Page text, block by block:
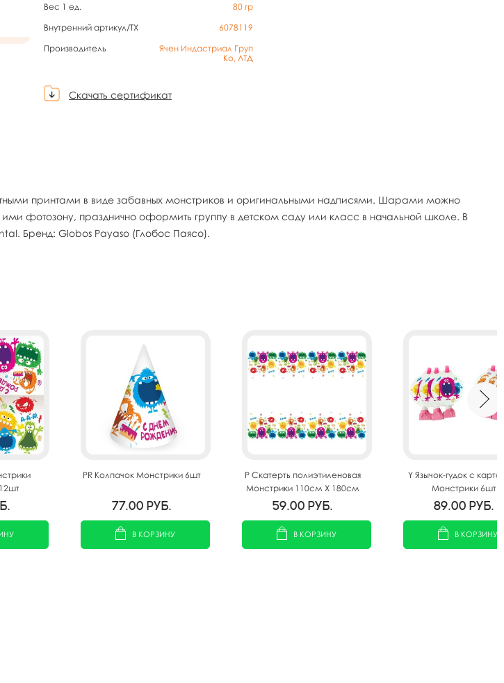
Вес 1 ед. 80 гр
Внутренний артикул/TX
6078119
Производитель
Ячен Индастриал Груп
Ко, ЛТД
Скачать сертификат
принтами в виде забавных монстриков и оригинальными надписями. Шарами можно
фотозону, празднично оформить группу в детском саду или класс в начальной школе. В
Бренд: Globos Payaso (Глобос Паясо).
PR Колпачок Монстрики 6шт
77.00 руб.
В КОРЗИНУ
P Скатерть полиэтиленовая
Монстрики 110см X 180см
59.00 руб.
В КОРЗИНУ
Y Язычок-гудок с
Монстрики 6шт
89.00 руб.
В КОРЗИНУ